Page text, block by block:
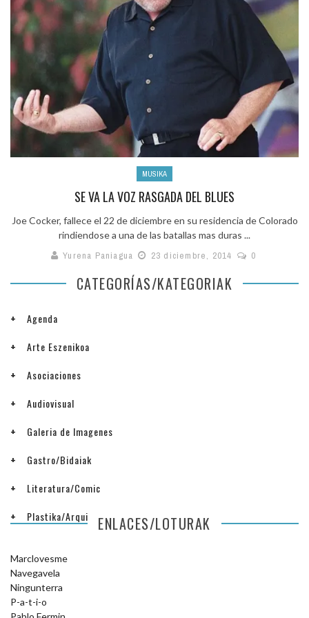
MUSIKA
SE VA LA VOZ RASGADA DEL BLUES
Joe Cocker, fallece el 22 de diciembre en su residencia de Colorado
rindiendose a una de las batallas mas duras ...
Yurena Paniagua
23 diciembre, 2014 0
CATEGORÍAS/KATEGORIAK
Agenda
Arte Eszenikoa
Asociaciones
Audiovisual
Galeria de Imagenes
Gastro/Bidaiak
Literatura/Comic
Plastika/ArquitecturaENLACES/LOTURAK
Marclovesme
Navegavela
Ningunterra
P-a-t-i-o